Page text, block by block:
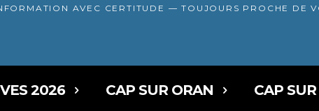
AVEC CERTITUDE — TOUJOURS PROCHE DE
2026 CAP SUR ORAN CAP